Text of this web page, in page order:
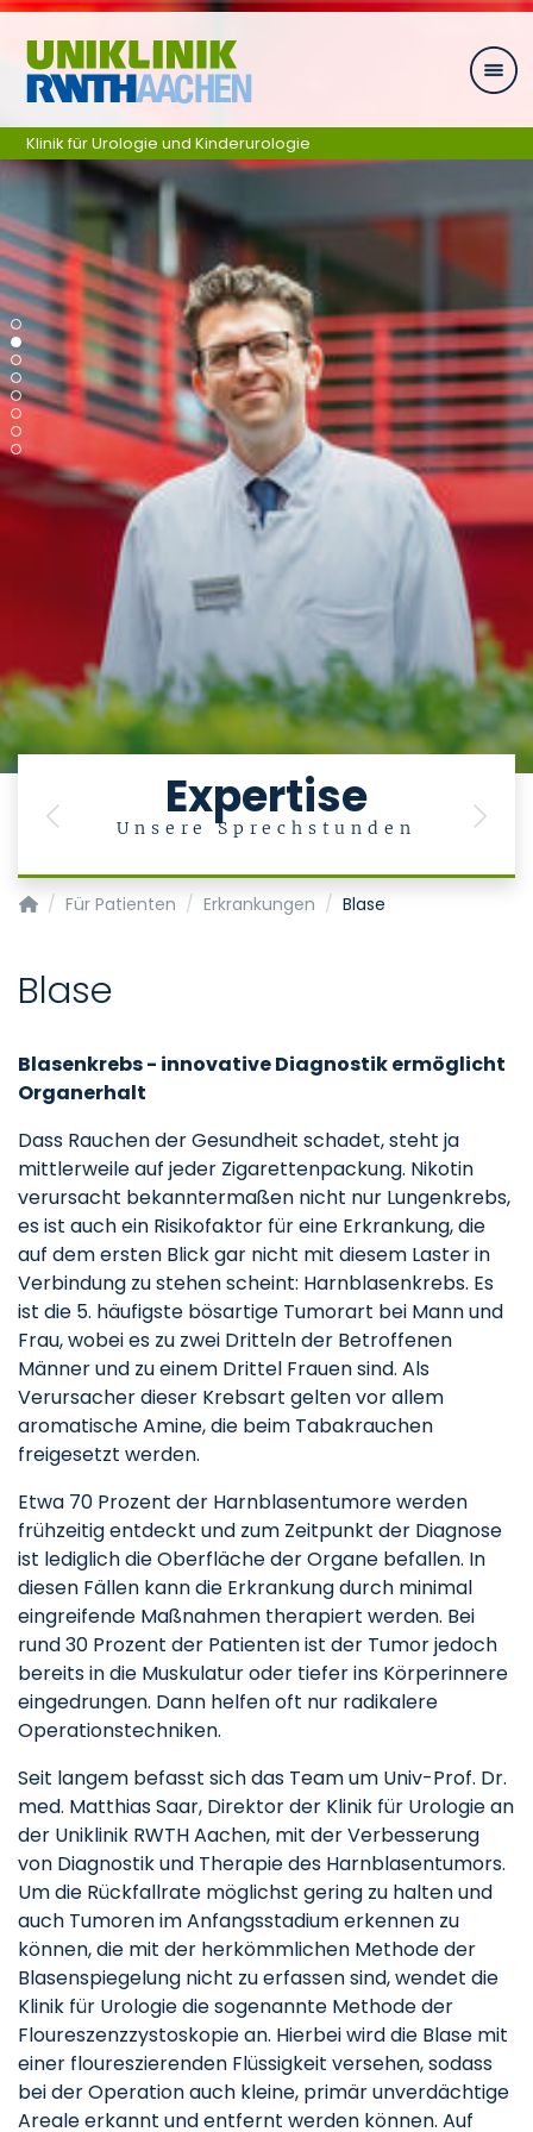
Zum Inhalt springen
Expertise
Unsere Sprechstunden
Previous Next
Klinik für Urologie und Kinderurologie
Klinik für Urologie und Kinderurologie
Für Patienten Erkrankungen Blase
Blase
Blasenkrebs - innovative Diagnostik ermöglicht
Organerhalt
Dass Rauchen der Gesundheit schadet, steht ja
mittlerweile auf jeder Zigarettenpackung. Nikotin
verursacht bekanntermaßen nicht nur Lungenkrebs,
es ist auch ein Risikofaktor für eine Erkrankung, die
auf dem ersten Blick gar nicht mit diesem Laster in
Verbindung zu stehen scheint: Harnblasenkrebs. Es
ist die 5. häufigste bösartige Tumorart bei Mann und
Frau, wobei es zu zwei Dritteln der Betroffenen
Männer und zu einem Drittel Frauen sind. Als
Verursacher dieser Krebsart gelten vor allem
aromatische Amine, die beim Tabakrauchen
freigesetzt werden.
Etwa 70 Prozent der Harnblasentumore werden
frühzeitig entdeckt und zum Zeitpunkt der Diagnose
ist lediglich die Oberfläche der Organe befallen. In
diesen Fällen kann die Erkrankung durch minimal
eingreifende Maßnahmen therapiert werden. Bei
rund 30 Prozent der Patienten ist der Tumor jedoch
bereits in die Muskulatur oder tiefer ins Körperinnere
eingedrungen. Dann helfen oft nur radikalere
Operationstechniken.
Seit langem befasst sich das Team um Univ-Prof. Dr.
med. Matthias Saar, Direktor der Klinik für Urologie an
der Uniklinik RWTH Aachen, mit der Verbesserung
von Diagnostik und Therapie des Harnblasentumors.
Um die Rückfallrate möglichst gering zu halten und
auch Tumoren im Anfangsstadium erkennen zu
können, die mit der herkömmlichen Methode der
Blasenspiegelung nicht zu erfassen sind, wendet die
Klinik für Urologie die sogenannte Methode der
Floureszenzzystoskopie an. Hierbei wird die Blase mit
einer floureszierenden Flüssigkeit versehen, sodass
bei der Operation auch kleine, primär unverdächtige
Areale erkannt und entfernt werden können. Auf